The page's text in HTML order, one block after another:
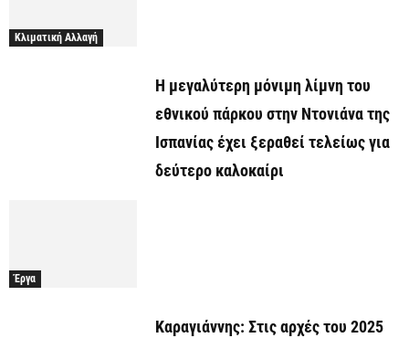
Κλιματική Αλλαγή
Η μεγαλύτερη μόνιμη λίμνη του
εθνικού πάρκου στην Ντονιάνα της
Ισπανίας έχει ξεραθεί τελείως για
δεύτερο καλοκαίρι
Έργα
Καραγιάννης: Στις αρχές του 2025